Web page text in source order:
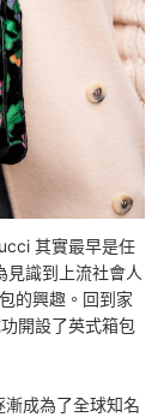
其實最早是任
見識到上流社會人
的興趣。回到家
開設了英式箱包
成為了全球知名